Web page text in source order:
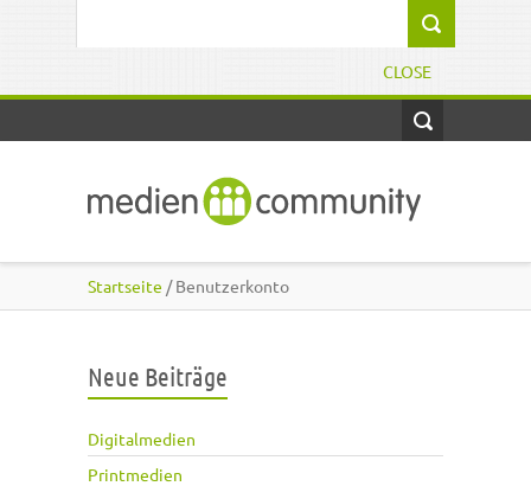
CLOSE
Startseite / Benutzerkonto
Neue Beiträge
Digitalmedien
Printmedien